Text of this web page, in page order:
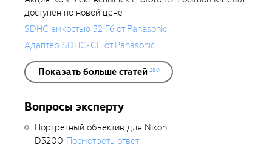
доступен по новой цене
SDHC емкостью 32 Гб от Panasonic
Адаптер SDHC-CF от Panasonic
Показать больше статей 280
Вопросы эксперту
Портретный объектив для Nikon
D3200 Посмотреть ответ